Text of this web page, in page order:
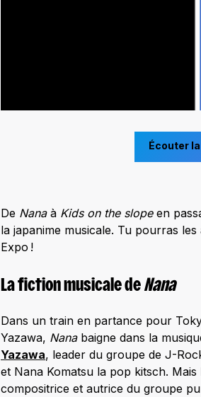
Écouter
De Nanaà Kids on the slopeen
la japanime musicale. Tu pourras
Expo !
La fiction musicale de Nana
Dans un train en partance pour
Yazawa, Nanabaigne dans la
Yazawa, leader du groupe de J-
et Nana Komatsu la pop kitsch.
compositrice et autrice du groupe